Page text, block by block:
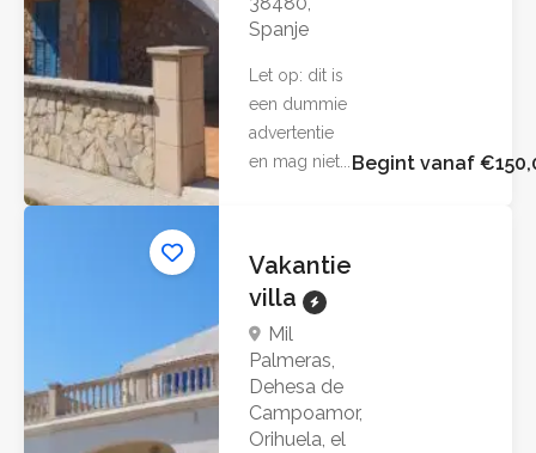
Spanje
Let op: dit is
een dummie
advertentie
en mag niet...
Begint vanaf
Vakantie
villa
Mil
Palmeras,
Dehesa de
Campoamor,
Orihuela, el